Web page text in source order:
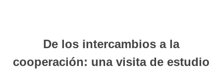
De los intercambios a la
cooperación: una visita de estudio